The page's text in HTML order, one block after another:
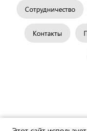
Сотрудничество
Контакты